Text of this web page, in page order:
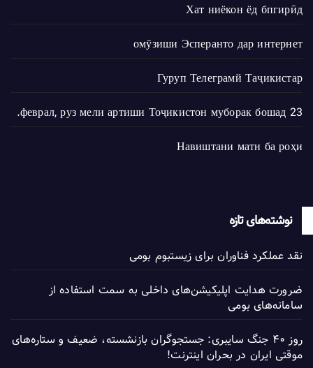
Хат ниёкон ёд бпгирӣд
омӯзиши Эсперанто дар интернет
Гуруп Телеграмй Таҷикистар
23 феврал, руз мели артиши Тоҷикистон муборак бошад.
Навиштани матн ба роҳи
نوشته‌های تازه
نقد عملکرد فناوران برای زیستبوم بومی
ضرورت هدایت اپلیکیشن‌های داخلی به سمت استفاده از
سامانه‌های بومی
روز ۴۰ جنگ سایبری: جستجوگران بازنشسته، ضعیف و ستاره‌های
موقتی ایران در بحران اینترنت!